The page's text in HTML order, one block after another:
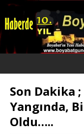
Son Dakika ;
Yangında,
Oldu…..